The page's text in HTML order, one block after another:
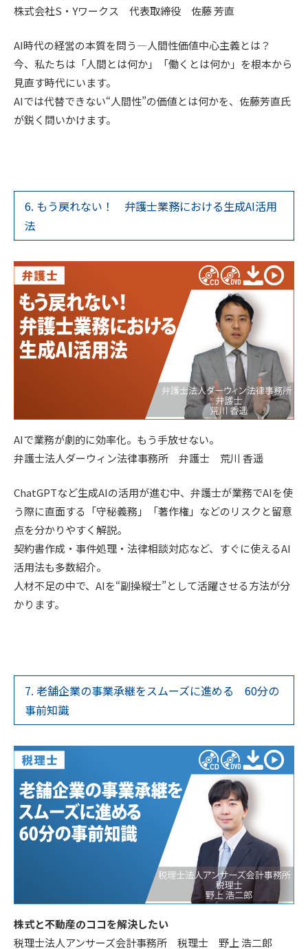
株式会社S・Yワークス 代表取締役 佐藤 芳直
AI時代の経営の本質を問う—人間性価値中心主義とは？
今、私たちは「人間とは何か」「働くとは何か」を根本から
見直す時代にいます。
AIでは代替できない“人間性”の価値とは何かを、佐藤芳直氏
が鋭く問いかけます。
6. もう戻れない！ 弁護士業務における生成AI活用
法
AIで業務が劇的に効率化。もう手放せない。
弁護士法人ダーウィン法律事務所 弁護士 荒川 香遥
ChatGPTなど生成AIの活用が進む中、弁護士が業務でAIを使
う際に直面する「守秘義務」「著作権」などのリスクと留意
点を分かりやすく解説。
契約書作成・事件処理・法律相談対応など、すぐに使えるAI
活用法も多数紹介。
人材不足の中で、AIを“副操縦士”として活躍させる方法が分
かります。
7. 老舗企業の事業承継をスムーズに進める 60分の
事前知識
株式と不動産のココを解決したい
税理士法人アンサーズ会計事務所 税理士 野上 浩二郎